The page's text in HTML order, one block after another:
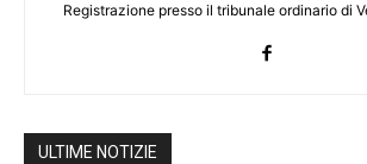
Registrazione presso il tribunale ordinario di
ULTIME NOTIZIE